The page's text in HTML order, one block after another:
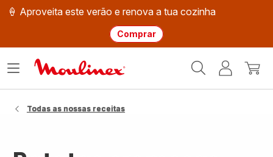
🍦 Aproveita este verão e renova a tua cozinha
Comprar
Moulinex
O
Abrir
Todas as nossas receitas